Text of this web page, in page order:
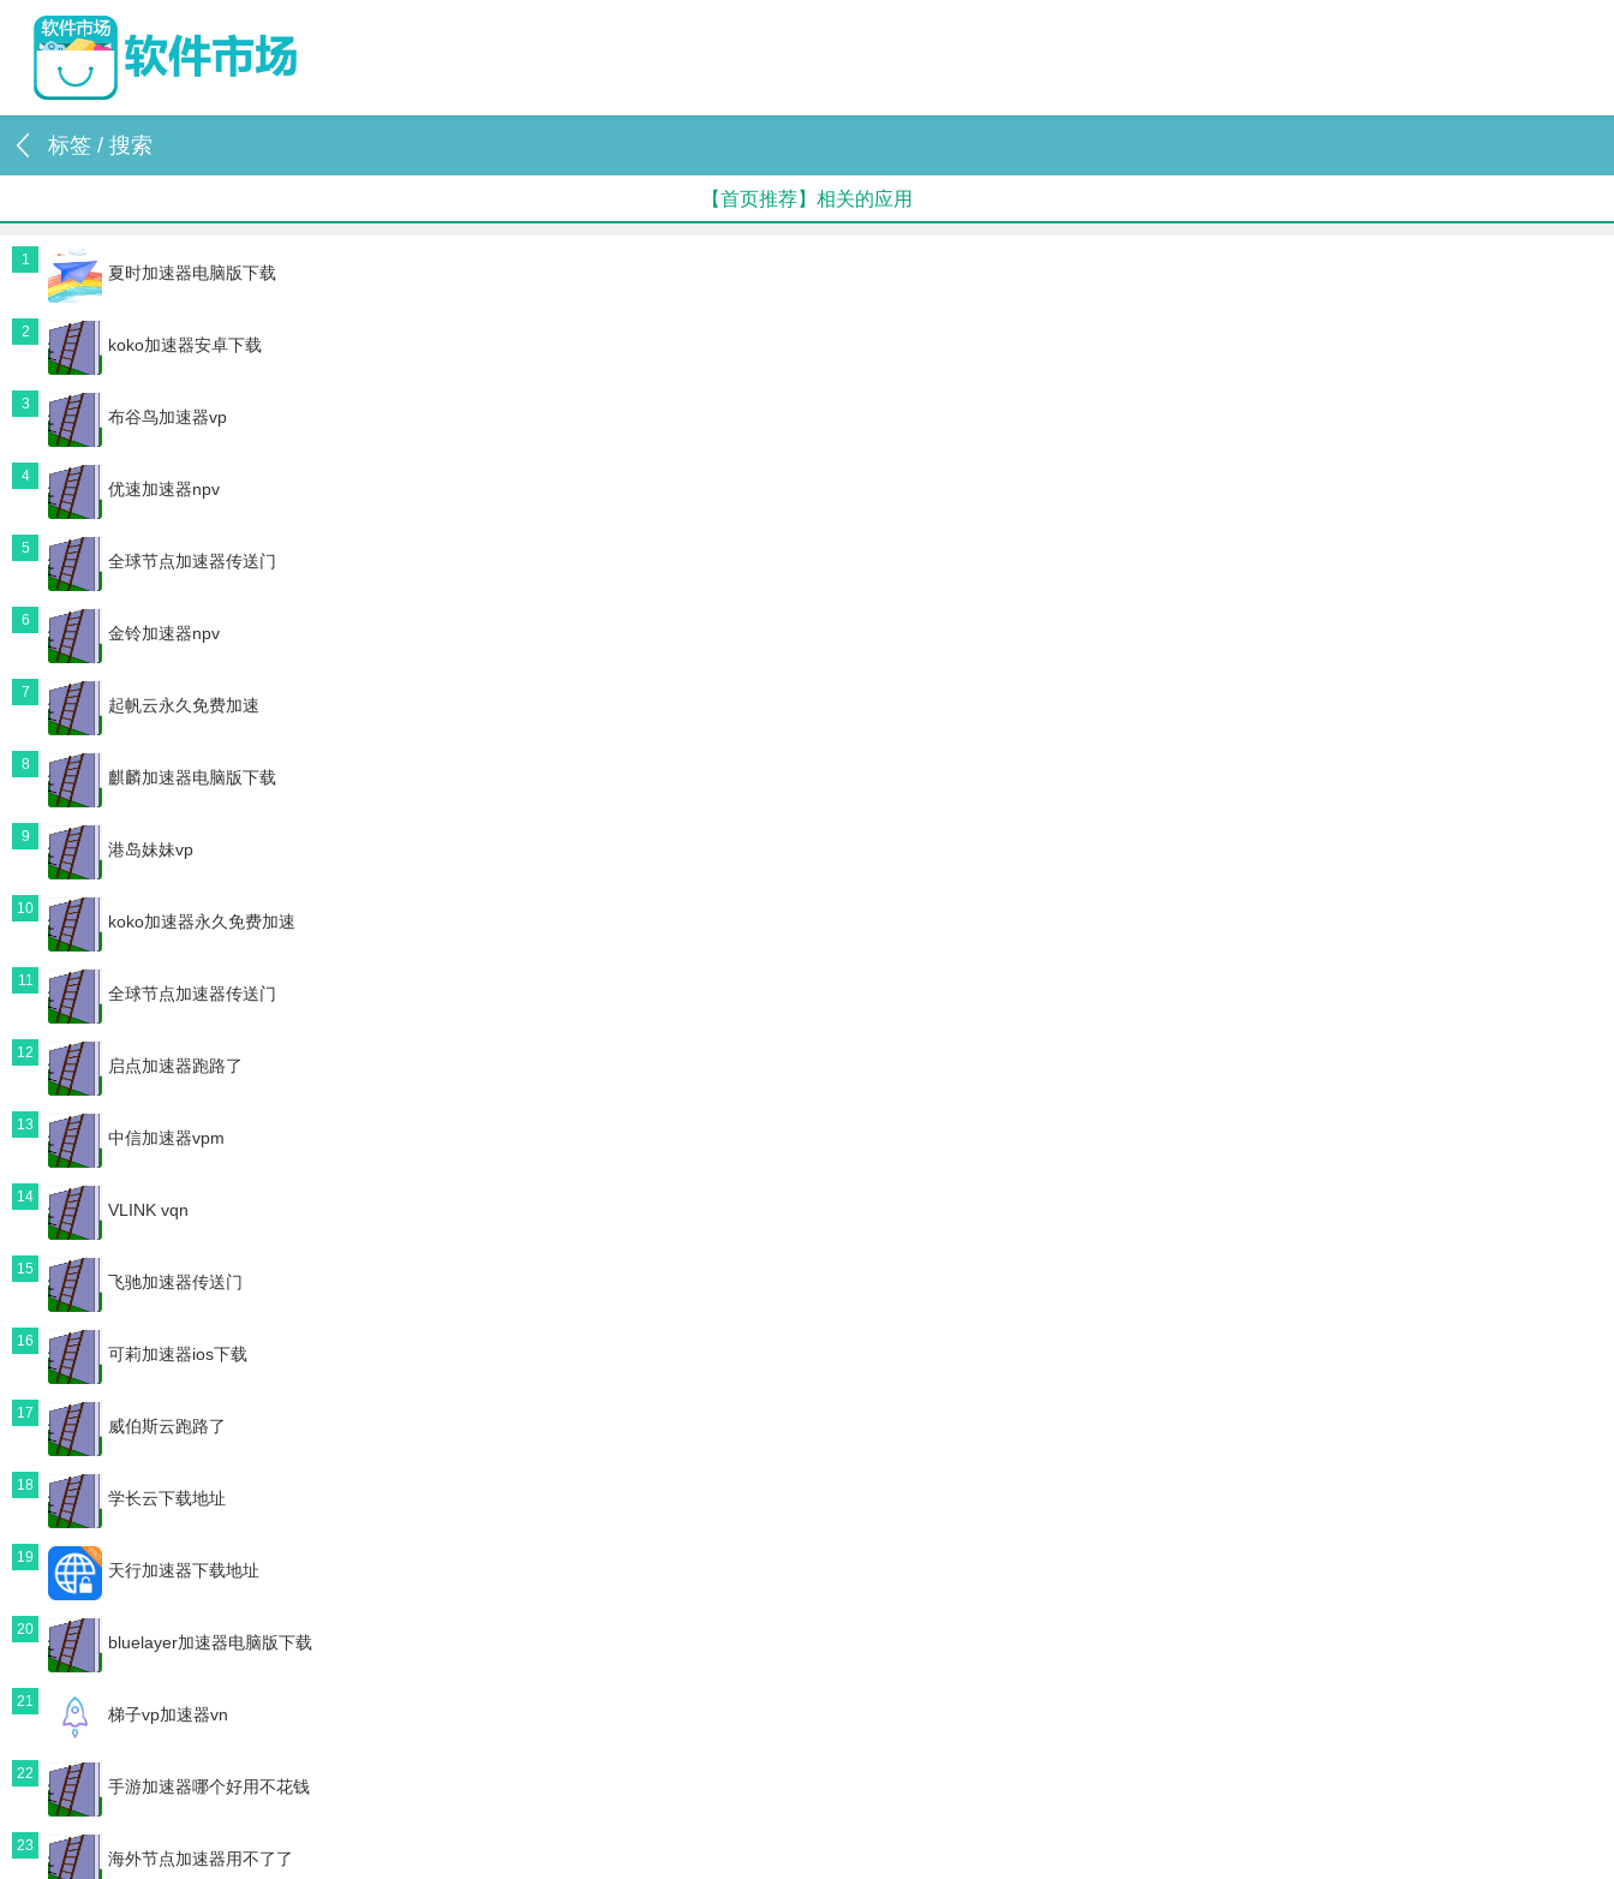
标签 / 搜索
【首页推荐】相关的应用
1
夏时加速器电脑版下载
2
koko加速器安卓下载
3
布谷鸟加速器vp
4
优速加速器npv
5
全球节点加速器传送门
6
金铃加速器npv
7
起帆云永久免费加速
8
麒麟加速器电脑版下载
9
港岛妹妹vp
10
koko加速器永久免费加速
11
全球节点加速器传送门
12
启点加速器跑路了
13
中信加速器vpm
14
VLINK vqn
15
飞驰加速器传送门
16
可莉加速器ios下载
17
威伯斯云跑路了
18
学长云下载地址
19
天行加速器下载地址
20
bluelayer加速器电脑版下载
21
梯子vp加速器vn
22
手游加速器哪个好用不花钱
23
海外节点加速器用不了了